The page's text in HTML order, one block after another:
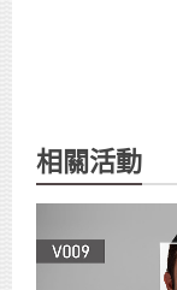
相關活動